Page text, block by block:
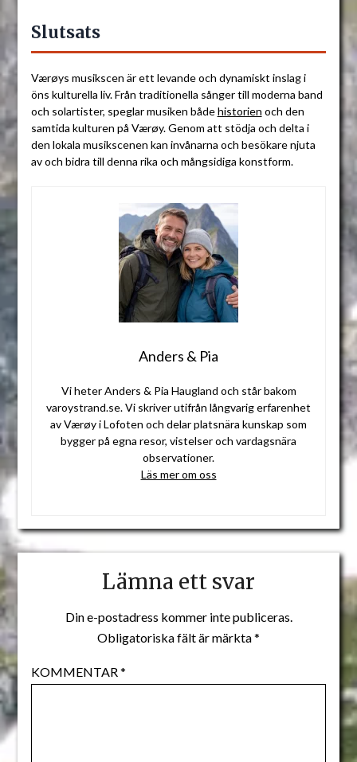
Slutsats
Værøys musikscen är ett levande och dynamiskt inslag i
öns kulturella liv. Från traditionella sånger till moderna band
och solartister, speglar musiken bådehistorien och den
samtida kulturen på Værøy. Genom att stödja och delta i
den lokala musikscenen kan invånarna och besökare njuta
av och bidra till denna rika och mångsidiga konstform.
Anders & Pia
Vi heter Anders & Pia Haugland och står bakom
varoystrand.se. Vi skriver utifrån långvarig erfarenhet
av Værøy i Lofoten och delar platsnära kunskap som
bygger på egna resor, vistelser och vardagsnära
observationer.
Läs mer om oss
Lämna ett svar
Din e-postadress kommer inte publiceras.
Obligatoriska fält är märkta*
KOMMENTAR*